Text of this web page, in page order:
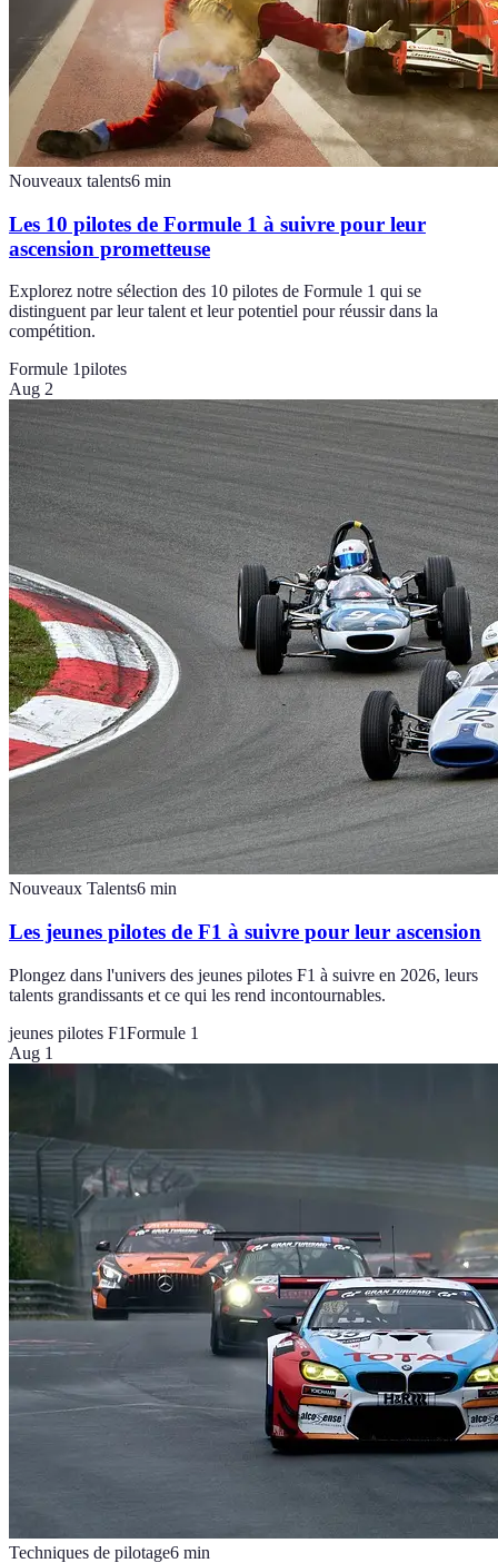
Nouveaux talents6 min
Les 10 pilotes de Formule 1 à suivre pour leur
ascension prometteuse
Explorez notre sélection des 10 pilotes de Formule 1 qui se
distinguent par leur talent et leur potentiel pour réussir dans la
compétition.
Formule 1pilotes
Aug 2
Nouveaux Talents6 min
Les jeunes pilotes de F1 à suivre pour leur ascension
Plongez dans l'univers des jeunes pilotes F1 à suivre en 2026, leurs
talents grandissants et ce qui les rend incontournables.
jeunes pilotes F1Formule 1
Aug 1
Techniques de pilotage6 min